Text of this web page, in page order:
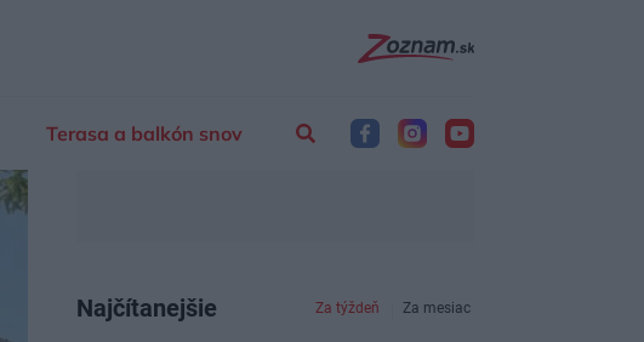
Terasa a balkón snov
Najčítanejšie Za týždeň Za mesiac